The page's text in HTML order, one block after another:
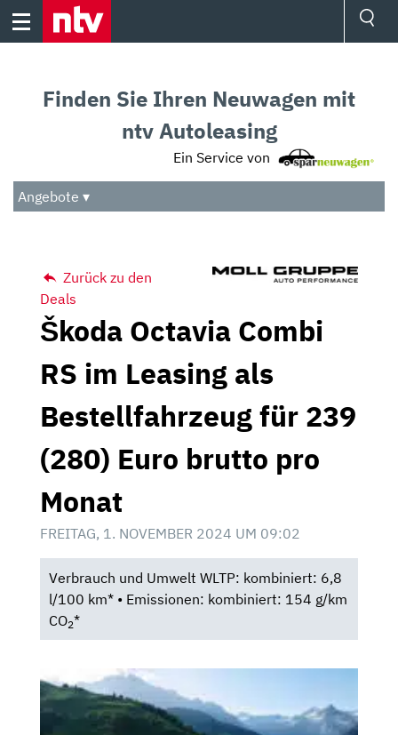
Skip
Audio
Das Beste
Finden Sie Ihren Neuwagen mit
ntv Autoleasing
Ein Service von
Angebote ▾
Zurück zu den
Deals
Škoda Octavia Combi
RS im Leasing als
Bestellfahrzeug für 239
(280) Euro brutto pro
Monat
FREITAG, 1. NOVEMBER 2024 UM 09:02
Verbrauch und Umwelt WLTP: kombiniert: 6,8
l/100 km* • Emissionen: kombiniert: 154 g/km
CO2*